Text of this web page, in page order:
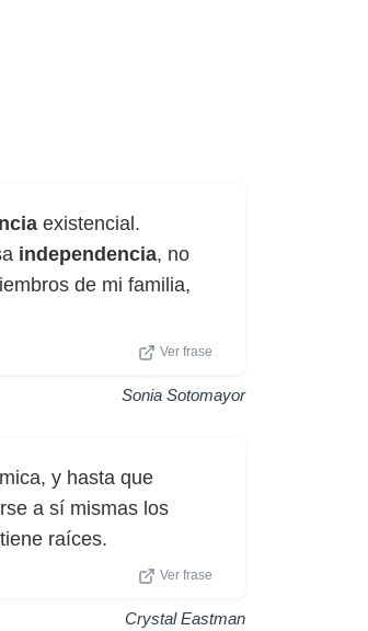
existencial.
independencia, no
de mi familia,
Ver frase
Sonia Sotomayor
y hasta que
a sí mismas los
raíces.
Ver frase
Crystal Eastman